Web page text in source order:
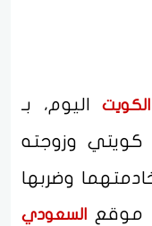
الكويتاليوم، بـ
وزوجته
وضربها
موقع
السعودي